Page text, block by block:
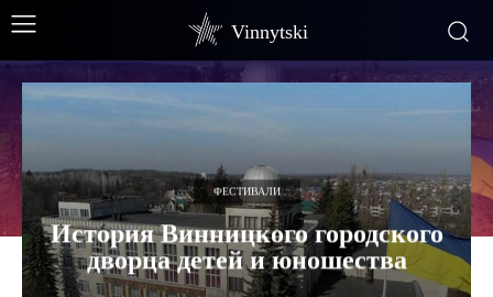
Vinnytski
ФЕСТИВАЛИ
История Винницкого городского
дворца детей и юношества